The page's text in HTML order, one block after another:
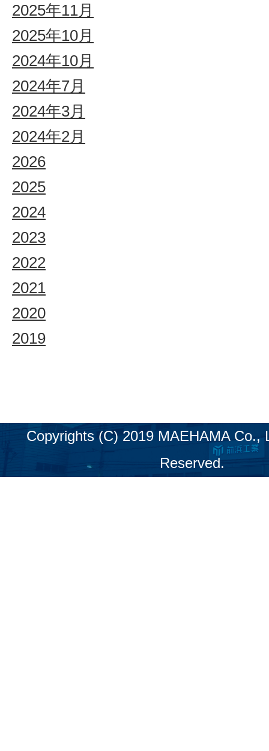
2025年11月
2025年10月
2024年10月
2024年7月
2024年3月
2024年2月
2026
2025
2024
2023
2022
2021
2020
2019
Copyrights (C) 2019 MAEHAMA Co.,
Reserved.